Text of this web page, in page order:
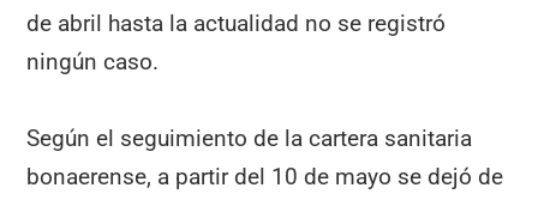
de abril hasta la actualidad no se registró
ningún caso.
Según el seguimiento de la cartera sanitaria
bonaerense, a partir del 10 de mayo se dejó de